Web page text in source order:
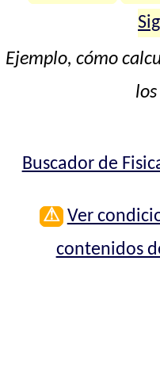
Ejemplo, cómo
Buscador de
⚠ Ver
contenidos